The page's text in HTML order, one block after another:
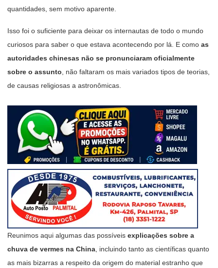
quantidades, sem motivo aparente.
Isso foi o suficiente para deixar os internautas de todo o mundo
curiosos para saber o que estava acontecendo por lá. E como as
autoridades chinesas não se pronunciaram oficialmente
sobre o assunto, não faltaram os mais variados tipos de teorias,
de causas religiosas a astronômicas.
Reunimos aqui algumas das possíveis explicações sobre a
chuva de vermes na China, incluindo tanto as científicas quanto
as mais bizarras a respeito da origem do material estranho que